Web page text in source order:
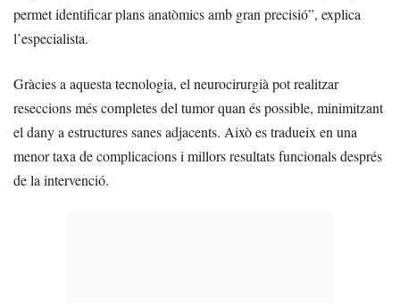
permet identificar plans anatòmics amb gran precisió”, explica
l’especialista.
Gràcies a aquesta tecnologia, el neurocirurgià pot realitzar
reseccions més completes del tumor quan és possible, minimitzant
el dany a estructures sanes adjacents. Això es tradueix en una
menor taxa de complicacions i millors resultats funcionals després
de la intervenció.